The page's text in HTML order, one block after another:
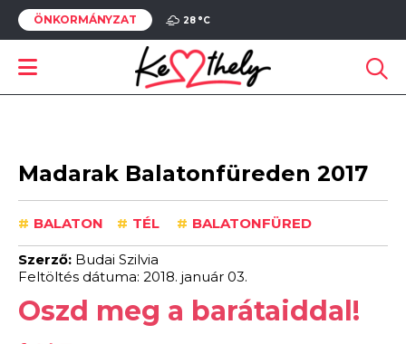
ÖNKORMÁNYZAT 28 °C
Madarak Balatonfüreden 2017
# BALATON # TÉL # BALATONFÜRED
Szerző: Budai Szilvia
Feltöltés dátuma: 2018. január 03.
Oszd meg a barátaiddal!